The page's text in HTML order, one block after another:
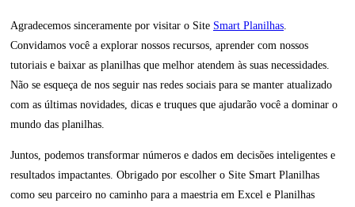
Agradecemos sinceramente por visitar o Site Smart Planilhas
Convidamos você a explorar nossos recursos, aprender com nossos
tutoriais e baixar as planilhas que melhor atendem às suas necessidades.
Não se esqueça de nos seguir nas redes sociais para se manter atualizado
com as últimas novidades, dicas e truques que ajudarão você a dominar o
mundo das planilhas.
Juntos, podemos transformar números e dados em decisões inteligentes e
resultados impactantes. Obrigado por escolher o Site Smart Planilhas
como seu parceiro no caminho para a maestria em Excel e Planilhas